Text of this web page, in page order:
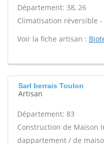
Département: 38, 26
Climatisation réversible -
Voir la fiche artisan :
Sarl berrais Toulon
Artisan
Département: 83
Construction de Maison
dappartement / de